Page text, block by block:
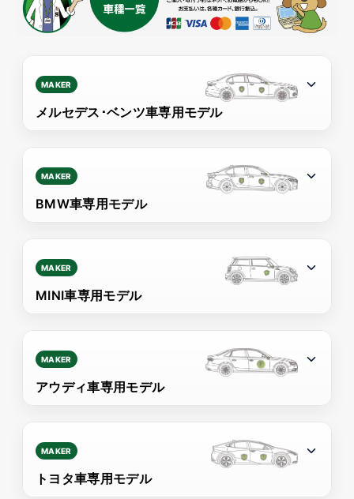
MAKER
メルセデス･ベンツ車専用モデル
MAKER
BMW車専用モデル
MAKER
MINI車専用モデル
MAKER
アウディ車専用モデル
MAKER
トヨタ車専用モデル